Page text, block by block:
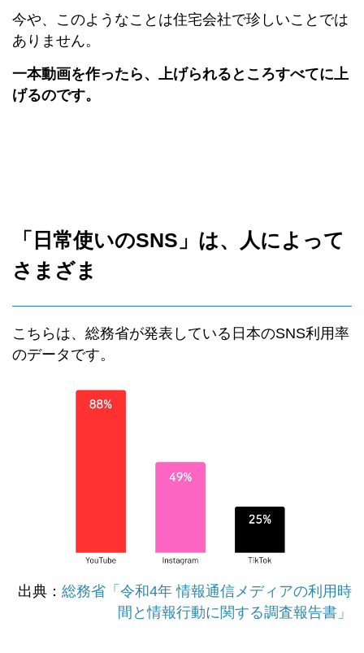
今や、このようなことは住宅会社で珍しいことでは
ありません。
一本動画を作ったら、上げられるところすべてに上
げるのです。
「日常使いのSNS」は、人によって
さまざま
こちらは、総務省が発表している日本のSNS利用率
のデータです。
出典： 総務省「令和4年 情報通信メディアの利用時
間と情報行動に関する調査報告書」